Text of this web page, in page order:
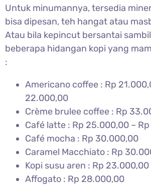
Untuk minumannya, tersedia
bisa dipesan, teh hangat atau
Atau bila kepincut bersantai
beberapa hidangan kopi yang
:
Americano coffee : Rp
22.000,00
Crème brulee coffee : Rp
Café latte : Rp 25.000,00 –
Café mocha : Rp 30.000,00
Caramel Macchiato : Rp
Kopi susu aren : Rp 23.000,00
Affogato : Rp 28.000,00